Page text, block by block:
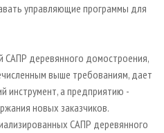
управляющие программы для
САПР деревянного домостроения,
выше требованиям, дает
инструмент, а предприятию -
новых заказчиков.
САПР деревянного